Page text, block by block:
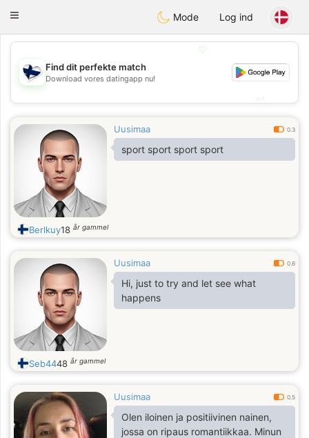
SuomenTreffit
Toggle
Mode Log ind
💖
💕
Find dit perfekte match
Download vores datingapp nu!
Uusimaa 0.3
sport sport sport sport
Berlkuy18 år gammel
Uusimaa 0.6
Hi, just to try and let see what
happens
Seb4448 år gammel
Uusimaa 0.5
Olen iloinen ja positiivinen nainen,
jossa on ripaus romantiikkaa. Minun